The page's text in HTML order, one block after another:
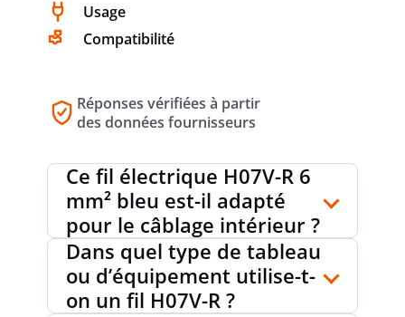
Usage
Compatibilité
Réponses vérifiées à partir
des données fournisseurs
Ce fil électrique H07V-R 6
mm² bleu est-il adapté
pour le câblage intérieur ?
Dans quel type de tableau
ou d’équipement utilise-t-
on un fil H07V-R ?